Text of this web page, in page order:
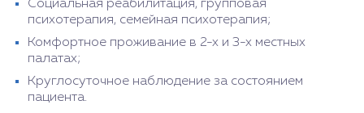
Социальная реабилитация, групповая
психотерапия, семейная психотерапия;
Комфортное проживание в 2-х и 3-х местных
палатах;
Круглосуточное наблюдение за состоянием
пациента.